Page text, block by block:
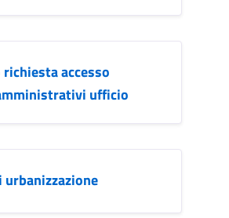
accesso
ufficio
urbanizzazione